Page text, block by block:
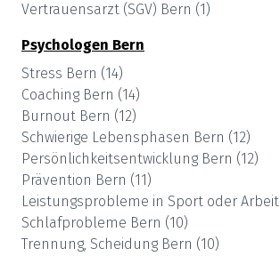
Vertrauensarzt (SGV) Bern (1)
Psychologen Bern
Stress Bern (14)
Coaching Bern (14)
Burnout Bern (12)
Schwierige Lebensphasen Bern (12)
Persönlichkeitsentwicklung Bern (12)
Prävention Bern (11)
Leistungsprobleme in Sport oder Arbeit
Schlafprobleme Bern (10)
Trennung, Scheidung Bern (10)